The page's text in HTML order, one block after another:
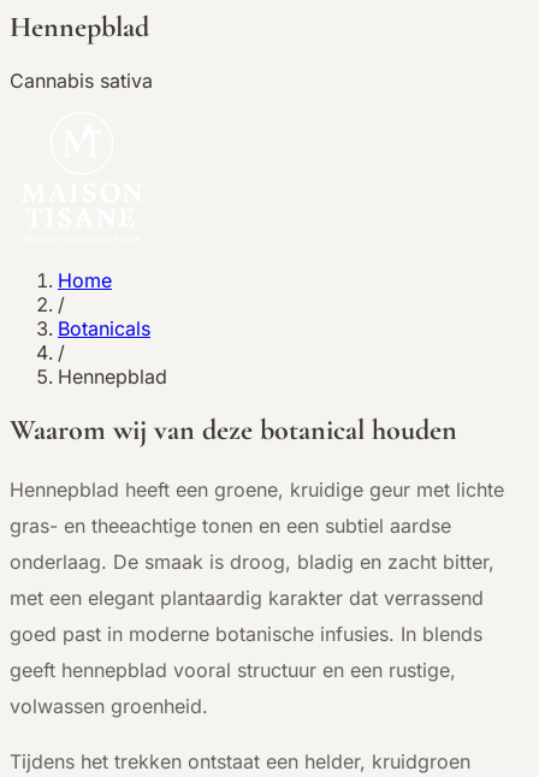
Hennepblad
Cannabis sativa
Home
/
Botanicals
/
Hennepblad
Waarom wij van deze botanical houden
Hennepblad heeft een groene, kruidige geur met lichte
gras- en theeachtige tonen en een subtiel aardse
onderlaag. De smaak is droog, bladig en zacht bitter,
met een elegant plantaardig karakter dat verrassend
goed past in moderne botanische infusies. In blends
geeft hennepblad vooral structuur en een rustige,
volwassen groenheid.
Tijdens het trekken ontstaat een helder, kruidgroen